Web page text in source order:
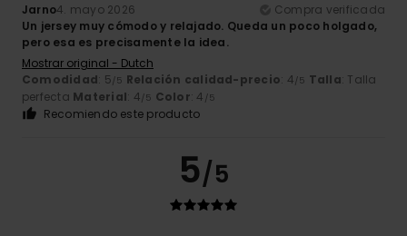
Jarno4. mayo 2026
Compra verificada
Un jersey muy cómodo y relajado. Queda un poco holgado,
pero esa es precisamente la idea.
Mostrar original - Dutch
Comodidad: 5/5 Relación calidad-precio: 4/5 Talla: Talla
perfecta Material: 4/5 Color: 4 /5
Recomiendo este producto
5/5